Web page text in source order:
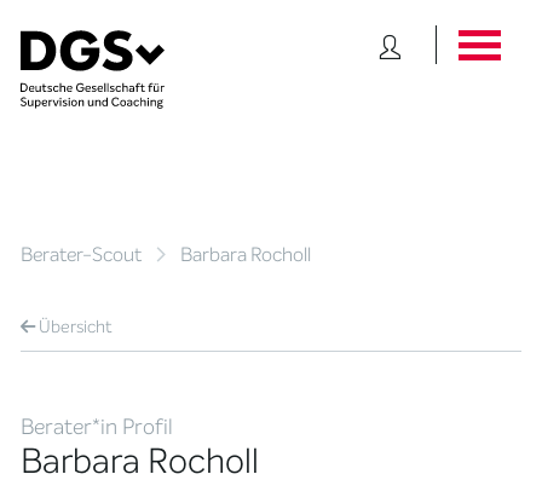
Berater-Scout Barbara Rocholl
Übersicht
Berater*in Profil
Barbara Rocholl